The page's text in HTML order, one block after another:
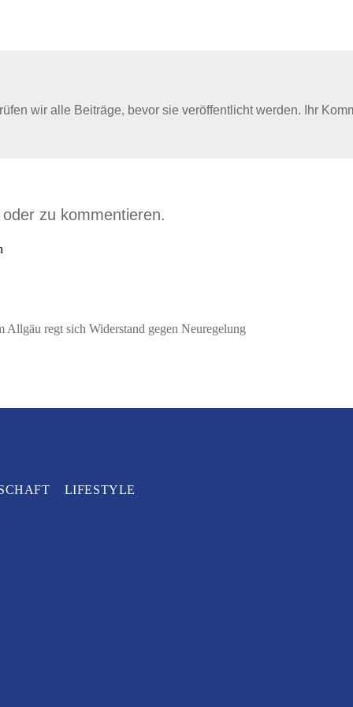
wir alle Beiträge, bevor sie veröffentlicht werden. Ihr
zu kommentieren.
regt sich Widerstand gegen Neuregelung
LIFESTYLE